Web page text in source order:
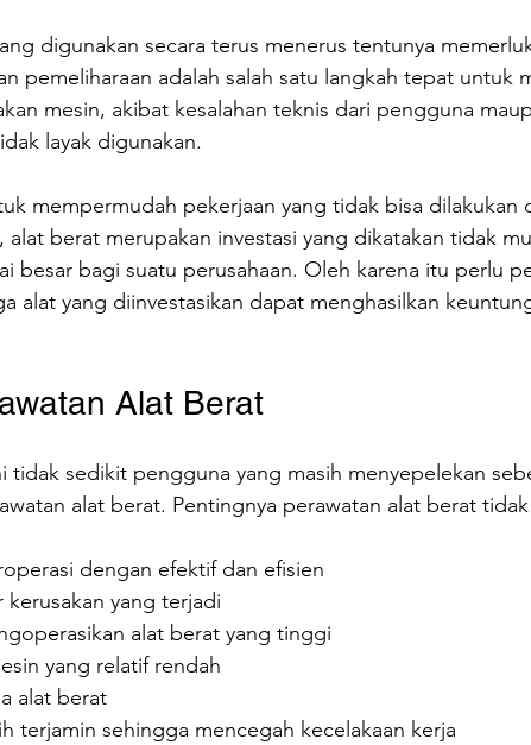
digunakan secara terus menerus tentunya
pemeliharaan adalah salah satu langkah tepat untuk
mesin, akibat kesalahan teknis dari pengguna
layak digunakan.
mempermudah pekerjaan yang tidak bisa dilakukan
berat merupakan investasi yang dikatakan tidak
besar bagi suatu perusahaan. Oleh karena itu perlu
alat yang diinvestasikan dapat menghasilkan
Alat Berat
tidak sedikit pengguna yang masih menyepelekan
alat berat. Pentingnya perawatan alat berat
dengan efektif dan efisien
kerusakan yang terjadi
alat berat yang tinggi
yang relatif rendah
alat berat
terjamin sehingga mencegah kecelakaan kerja